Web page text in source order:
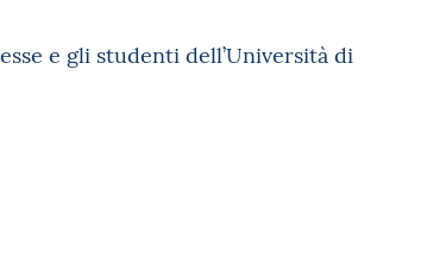
e gli studenti dell’Università di